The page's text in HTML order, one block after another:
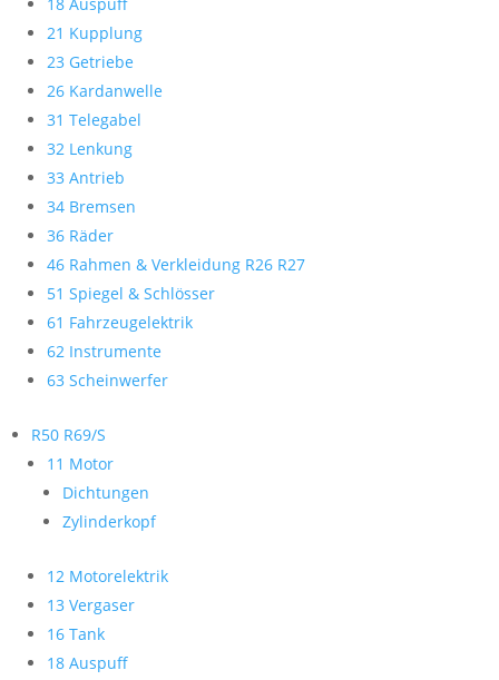
21 Kupplung
23 Getriebe
26 Kardanwelle
31 Telegabel
32 Lenkung
33 Antrieb
34 Bremsen
36 Räder
46 Rahmen & Verkleidung R26 R27
51 Spiegel & Schlösser
61 Fahrzeugelektrik
62 Instrumente
63 Scheinwerfer
R50 R69/S
11 Motor
Dichtungen
Zylinderkopf
12 Motorelektrik
13 Vergaser
16 Tank
18 Auspuff